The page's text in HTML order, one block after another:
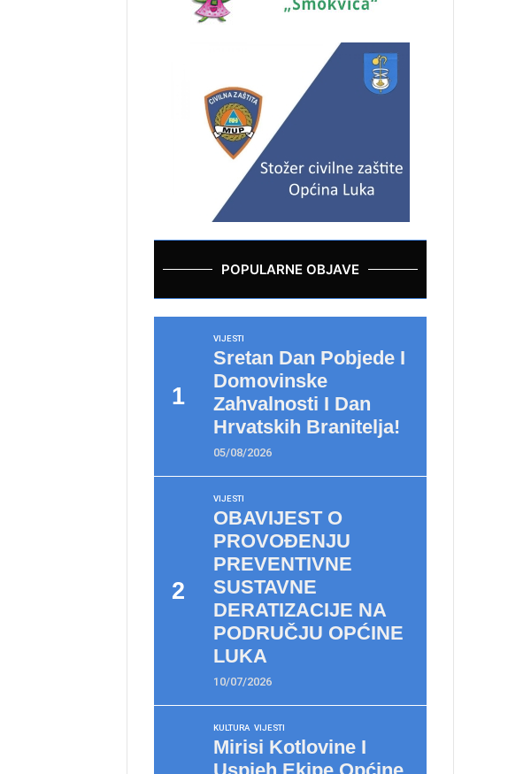
POPULARNE OBJAVE
VIJESTI
Sretan Dan Pobjede I
Domovinske
Zahvalnosti I Dan
Hrvatskih Branitelja!
05/08/2026
VIJESTI
OBAVIJEST O
PROVOĐENJU
PREVENTIVNE
SUSTAVNE
DERATIZACIJE NA
PODRUČJU OPĆINE
LUKA
10/07/2026
KULTURA VIJESTI
Mirisi Kotlovine I
Uspjeh Ekipe Općine